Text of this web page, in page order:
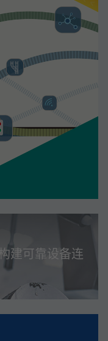
建可靠设备连